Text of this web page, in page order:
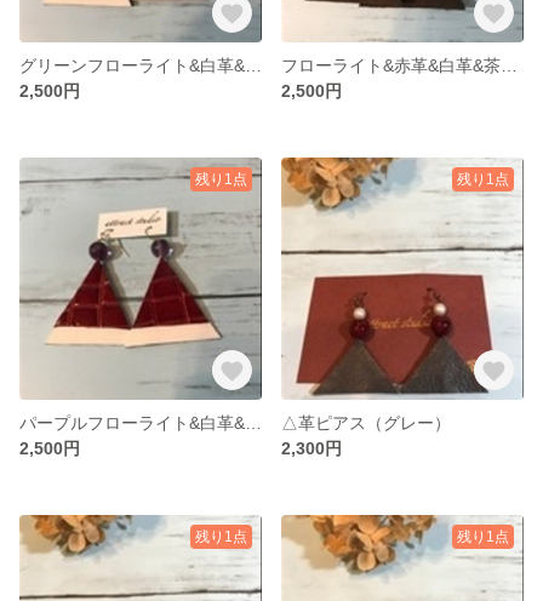
2,500円
2,500円
残り1点
2,500円
残り1点
△革ピアス（グレー）
2,300円
残り1点 残り1点